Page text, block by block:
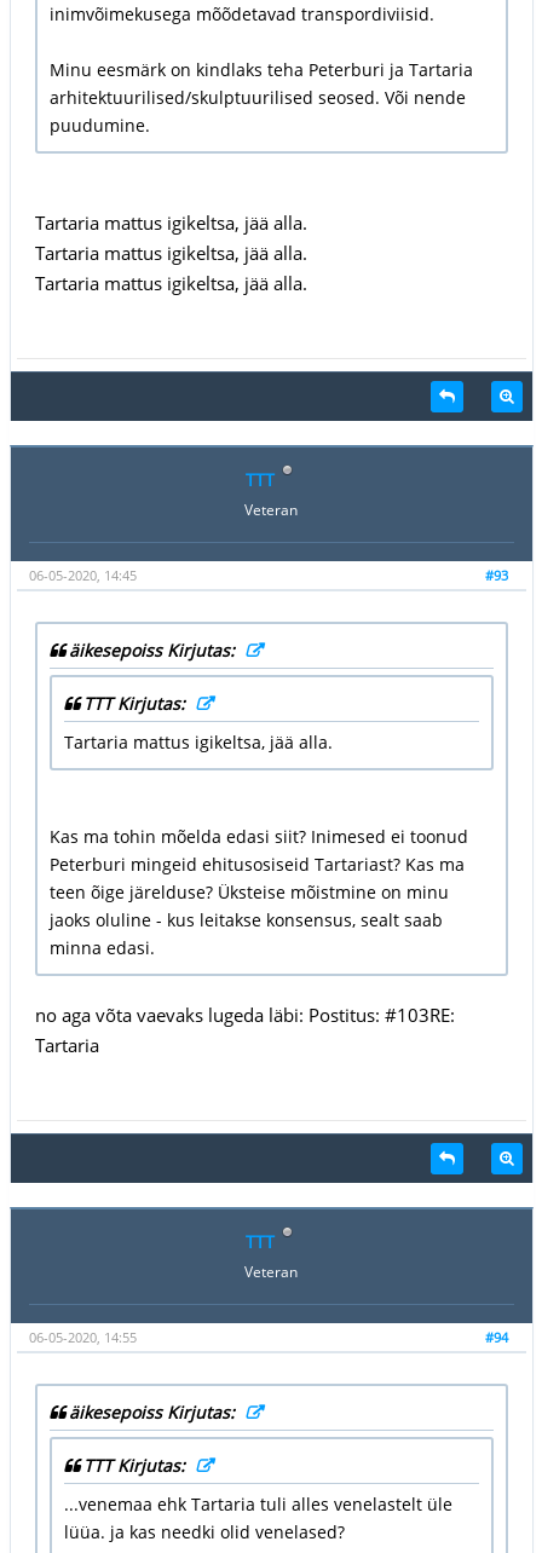
inimvõimekusega mõõdetavad transpordiviisid.
Minu eesmärk on kindlaks teha Peterburi ja Tartaria
arhitektuurilised/skulptuurilised seosed. Või nende
puudumine.
Tartaria mattus igikeltsa, jää alla.
Tartaria mattus igikeltsa, jää alla.
Tartaria mattus igikeltsa, jää alla.
TTT
Veteran
#93
06-05-2020, 14:45
äikesepoiss Kirjutas:
TTT Kirjutas:
Tartaria mattus igikeltsa, jää alla.
Kas ma tohin mõelda edasi siit? Inimesed ei toonud
Peterburi mingeid ehitusosiseid Tartariast? Kas ma
teen õige järelduse? Üksteise mõistmine on minu
jaoks oluline - kus leitakse konsensus, sealt saab
minna edasi.
no aga võta vaevaks lugeda läbi: Postitus: #103RE:
Tartaria
TTT
Veteran
#94
06-05-2020, 14:55
äikesepoiss Kirjutas:
TTT Kirjutas:
...venemaa ehk Tartaria tuli alles venelastelt üle
lüüa. ja kas needki olid venelased?